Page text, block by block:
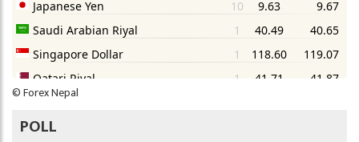
©Forex Nepal
POLL